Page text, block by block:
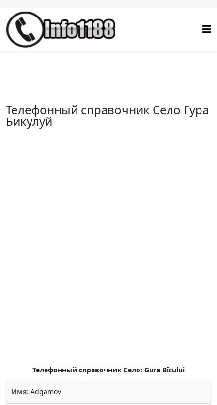
Телефонный справочник Село Гура
Бикулуй
Телефонный справочник Село: Gura Bîcului
Имя: Adgamov